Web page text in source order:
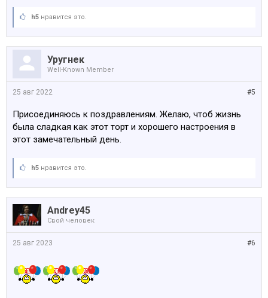
h5 нравится это.
Уругнек
Well-Known Member
#5
25 авг 2022
Присоединяюсь к поздравлениям. Желаю, чтоб жизнь
была сладкая как этот торт и хорошего настроения в
этот замечательный день.
h5 нравится это.
Andrey45
Свой человек
#6
25 авг 2023